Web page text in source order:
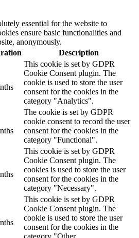
essential for the website to
ensure basic functionalities and
anonymously.
Description
This cookie is set by GDPR
Cookie Consent plugin. The
cookie is used to store the user
consent for the cookies in the
category "Analytics".
The cookie is set by GDPR
cookie consent to record the user
consent for the cookies in the
category "Functional".
This cookie is set by GDPR
Cookie Consent plugin. The
cookies is used to store the user
consent for the cookies in the
category "Necessary".
This cookie is set by GDPR
Cookie Consent plugin. The
cookie is used to store the user
consent for the cookies in the